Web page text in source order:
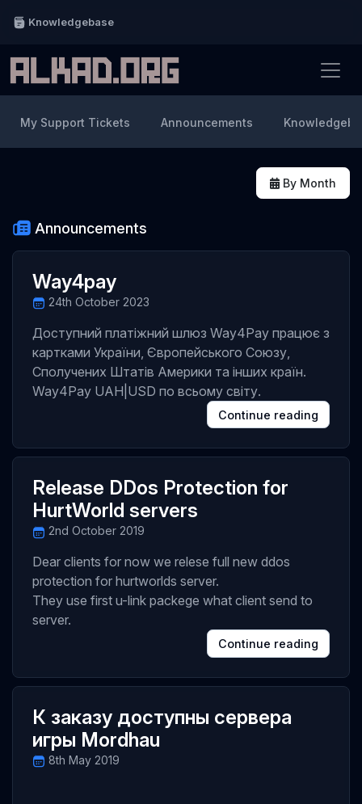
Knowledgebase
By Month
My Support Tickets Announcements
Announcements
Way4pay
24th October 2023
Доступний платіжний шлюз Way4Pay працює з
картками України, Європейського Союзу,
Сполучених Штатів Америки та інших країн.
Way4Pay UAH|USD по всьому світу.
Continue reading
Release DDos Protection for
HurtWorld servers
2nd October 2019
Dear clients for now we relese full new ddos
protection for hurtworlds server.
They use first u-link packege what client send to
server.
Continue reading
К заказу доступны сервера
игры Mordhau
8th May 2019